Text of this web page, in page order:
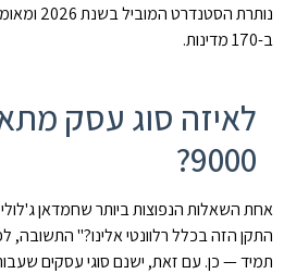
נותרת
ב-170 מדינות.
9000?
אחת השאלות הנפוצות ביותר שחמדאן
התקן הזה בכלל רלוונטי אלינו?" התשובה,
תמיד — כן. עם זאת, ישנם סוגי עסקים